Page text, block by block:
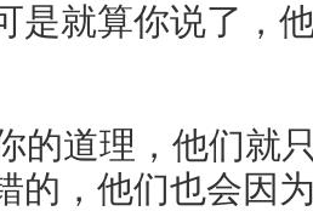
是就算你说了，
的道理，他们就
的，他们也会因